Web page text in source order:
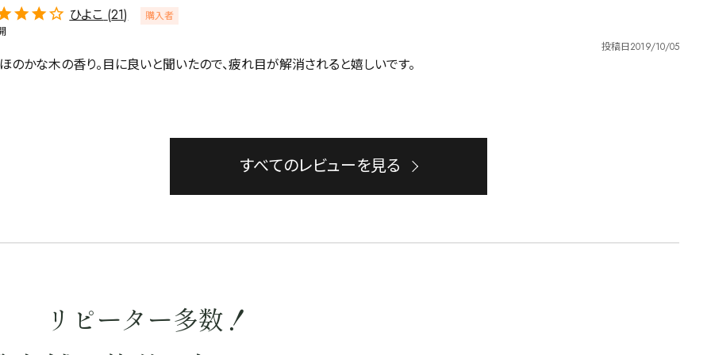
ひよこ 21
購入者
投稿日2019/10/05
のかな木の香り。目に良いと聞いたので、疲れ目が解消されると嬉しいです。
すべてのレビューを見る
リピーター多数！